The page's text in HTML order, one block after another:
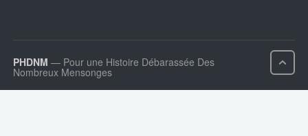
PHDNM — Pour une Histoire Débarassée Des
Nombreux Mensonges